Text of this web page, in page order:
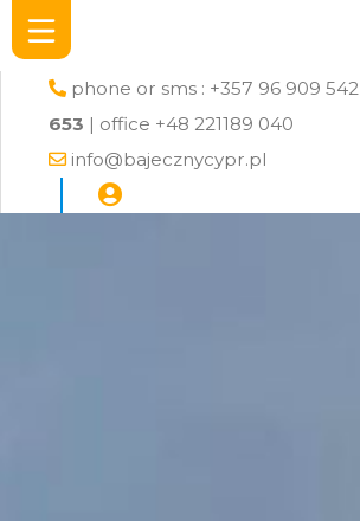
phone or sms : +357 96 909 542
653 | office +48 221189 040
info@bajecznycypr.pl